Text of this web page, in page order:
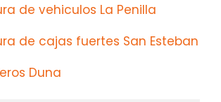
de vehiculos La Penilla
de cajas fuertes San Esteban
Duna